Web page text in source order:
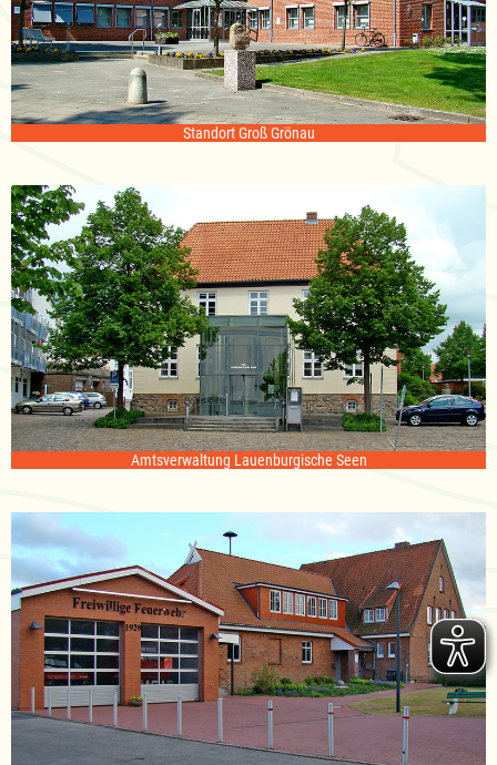
Standort Groß Grönau
Amtsverwaltung Lauenburgische Seen